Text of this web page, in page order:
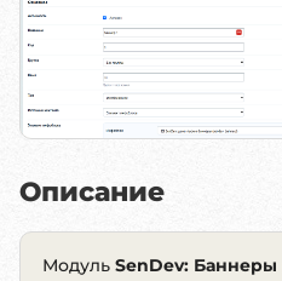
Описание
Модуль SenDev: Баннеры